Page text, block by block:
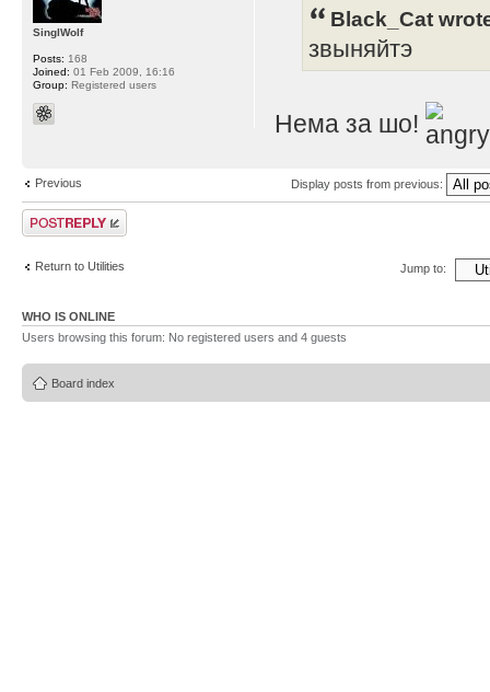
Black_Cat
звыняйтэ
Нема за шо!
SinglWolf
Posts: 168
Joined: 01 Feb 2009, 16:16
Group: Registered users
Previous Display posts from previous:
Post a reply
Return to Utilities Jump to:
WHO IS ONLINE
Users browsing this forum: No registered users and 4 guests
Board index